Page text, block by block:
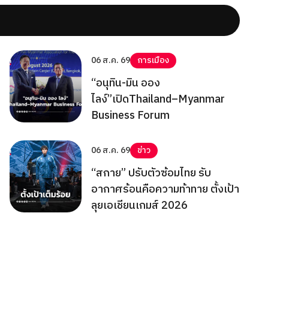
06 ส.ค. 69 การเมือง
“อนุทิน-มิน ออง
ไลง์”เปิดThailand–Myanmar
Business Forum
06 ส.ค. 69 ข่าว
“สกาย” ปรับตัวซ้อมไทย รับ
อากาศร้อนคือความท้าทาย ตั้งเป้า
ลุยเอเชียนเกมส์ 2026